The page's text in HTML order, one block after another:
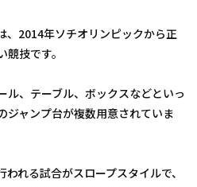
、2014年ソチオリンピックから正
技です。
ル、テーブル、ボックスなどといっ
ジャンプ台が複数用意されていま
れる試合がスロープスタイルで、